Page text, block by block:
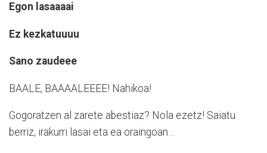
Egon lasaaaai
Ez kezkatuuuu
Sano zaudeee
BAALE, BAAAALEEEE! Nahikoa!
Gogoratzen al zarete abestiaz? Nola ezetz! Saiatu
berriz, irakurri lasai eta ea oraingoan…